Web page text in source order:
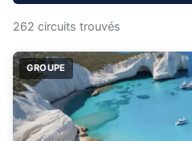
DURÉE
1 semaine 2 semaines
+3 semaines
262 circuits trouvés
GROUPE